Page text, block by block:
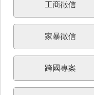
工商徵信
家暴徵信
跨國專案